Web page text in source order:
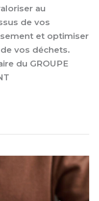
au
de vos
et optimiser
vos déchets.
du GROUPE